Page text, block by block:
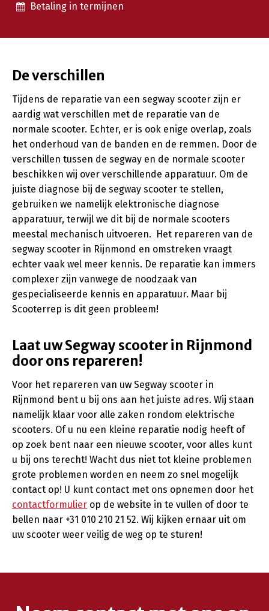
Betaling in termijnen
De verschillen
Tijdens de reparatie van een segway scooter zijn er
aardig wat verschillen met de reparatie van de
normale scooter. Echter, er is ook enige overlap, zoals
het onderhoud van de banden en de remmen. Door de
verschillen tussen de segway en de normale scooter
beschikken wij over verschillende apparatuur. Om de
juiste diagnose bij de segway scooter te stellen,
gebruiken we namelijk elektronische diagnose
apparatuur, terwijl we dit bij de normale scooters
meestal mechanisch uitvoeren. Het repareren van de
segway scooter in Rijnmond en omstreken vraagt
echter vaak wel meer kennis. De reparatie kan immers
complexer zijn vanwege de noodzaak van
gespecialiseerde kennis en apparatuur. Maar bij
Scooterrep is dit geen probleem!
Laat uw Segway scooter in Rijnmond
door ons repareren!
Voor het repareren van uw Segway scooter in
Rijnmond bent u bij ons aan het juiste adres. Wij staan
namelijk klaar voor alle zaken rondom elektrische
scooters. Of u nu een kleine reparatie nodig heeft of
op zoek bent naar een nieuwe scooter, voor alles kunt
u bij ons terecht! Wacht dus niet tot kleine problemen
grote problemen worden en neem zo snel mogelijk
contact op! U kunt contact met ons opnemen door het
contactformulier op de website in te vullen of door te
bellen naar +31 010 210 21 52. Wij kijken ernaar uit om
uw scooter weer veilig de weg op te sturen!